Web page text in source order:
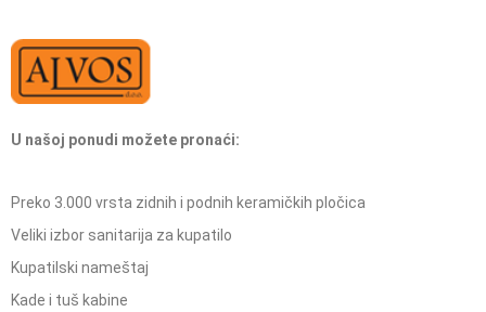
U našoj ponudi možete pronaći:
Preko 3.000 vrsta zidnih i podnih keramičkih pločica
Veliki izbor sanitarija za kupatilo
Kupatilski nameštaj
Kade i tuš kabine